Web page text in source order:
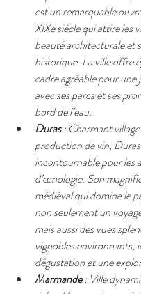
est un remarquable
XIXe siècle qui attire les
beauté architecturale et
historique. La ville offre
cadre agréable pour une
avec ses parcs et ses
bord de l’eau.
Duras : Charmant
production de vin,
incontournable pour les
d’œnologie. Son
médiéval qui domine le
non seulement un
mais aussi des vues
vignobles environnants,
dégustation et une
Marmande : Ville